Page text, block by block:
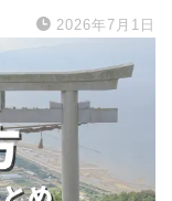
2026年7月1日